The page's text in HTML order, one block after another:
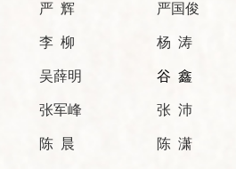
严 辉 严国俊
李 柳 杨 涛
吴薛明 谷 鑫
张军峰 张 沛
陈 晨 陈 潇